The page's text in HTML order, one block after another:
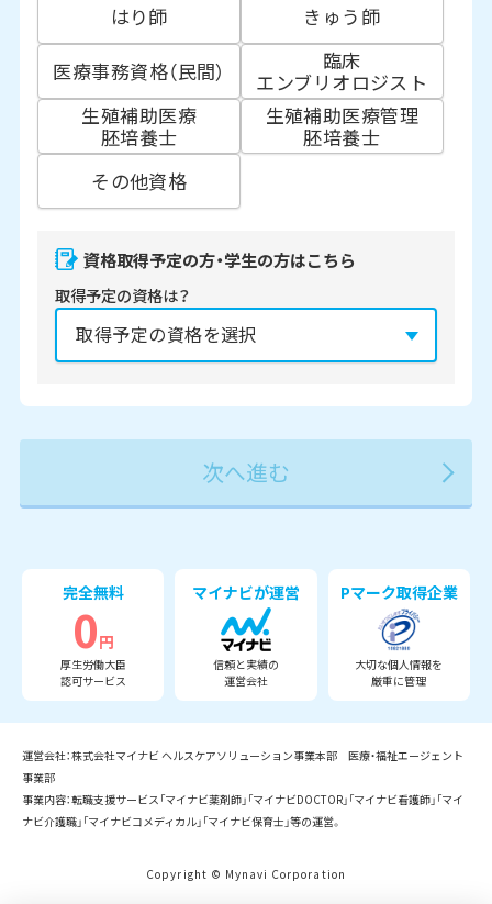
はり師
きゅう師
医療事務資格（民間）
臨床
エンブリオロジスト
生殖補助医療
胚培養士
生殖補助医療管理
胚培養士
その他資格
資格取得予定の方・学生の方はこちら
取得予定の資格は？
2027年 2028年 2029年 3月
完全無料
0円
厚生労働大臣
認可サービス
マイナビが運営
信頼と実績の
運営会社
Pマーク取得企業
大切な個人情報を
厳重に管理
運営会社：株式会社マイナビ ヘルスケアソリューション事業本部 医療・福祉エージェント
事業部
事業内容：転職支援サービス「マイナビ薬剤師」「マイナビDOCTOR」「マイナビ看護師」「マイ
ナビ介護職」「マイナビコメディカル」「マイナビ保育士」等の運営。
Copyright © Mynavi Corporation